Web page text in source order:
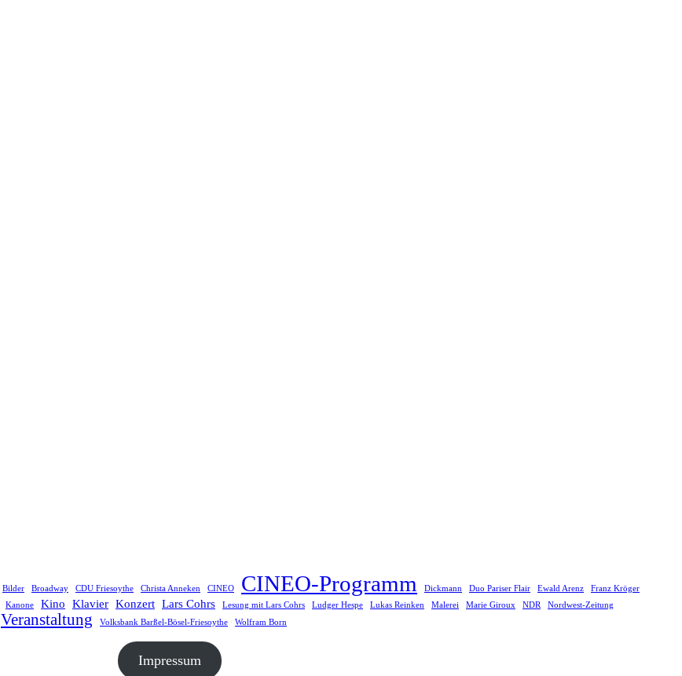
Bilder Broadway CDU Friesoythe Christa Anneken CINEO CINEO-Programm Dickmann Duo Pariser Flair Ewald Arenz
Franz Kröger
Kanone Kino Klavier Konzert Lars Cohrs Lesung mit Lars Cohrs Ludger Hespe Lukas Reinken Malerei Marie Giroux NDR
Nordwest-Zeitung
Veranstaltung Volksbank Barßel-Bösel-Friesoythe Wolfram Born
Impressum